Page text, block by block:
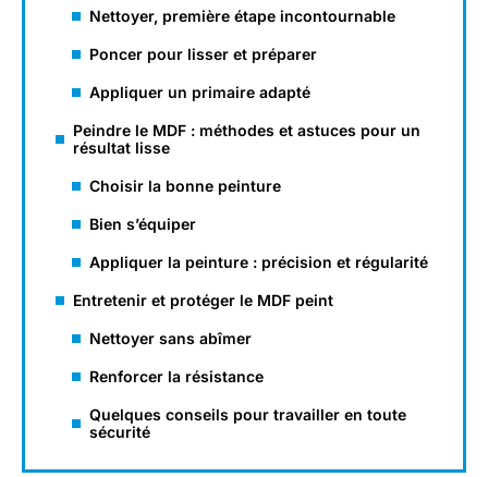
Nettoyer, première étape incontournable
Poncer pour lisser et préparer
Appliquer un primaire adapté
Peindre le MDF : méthodes et astuces pour un
résultat lisse
Choisir la bonne peinture
Bien s’équiper
Appliquer la peinture : précision et régularité
Entretenir et protéger le MDF peint
Nettoyer sans abîmer
Renforcer la résistance
Quelques conseils pour travailler en toute
sécurité